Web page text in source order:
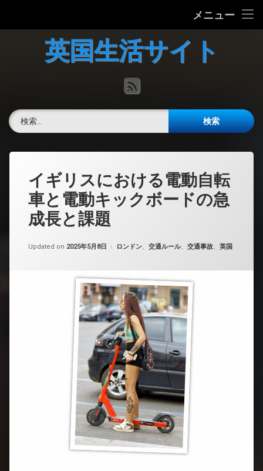
メニュー
英国の文化について
掲示板
英国生活サイト
RSS
イギリスにおける電動自転
車と電動キックボードの急
成長と課題
Updated on 2025年5月8日 カテゴリー:
ロンドン、 交通ルール、 交通事故、 英国